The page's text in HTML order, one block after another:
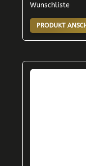
Wunschliste
PRODUKT